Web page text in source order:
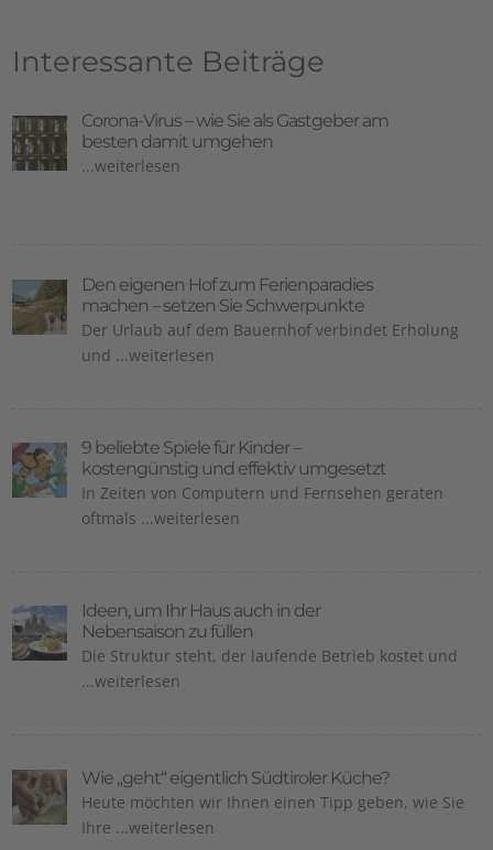
Interessante Beiträge
Corona-Virus – wie Sie als Gastgeber am
besten damit umgehen
...weiterlesen
Den eigenen Hof zum Ferienparadies
machen – setzen Sie Schwerpunkte
Der Urlaub auf dem Bauernhof verbindet Erholung
und ...weiterlesen
9 beliebte Spiele für Kinder –
kostengünstig und effektiv umgesetzt
In Zeiten von Computern und Fernsehen geraten
oftmals ...weiterlesen
Ideen, um Ihr Haus auch in der
Nebensaison zu füllen
Die Struktur steht, der laufende Betrieb kostet und
...weiterlesen
Wie „geht“ eigentlich Südtiroler Küche?
Heute möchten wir Ihnen einen Tipp geben, wie Sie
Ihre ...weiterlesen